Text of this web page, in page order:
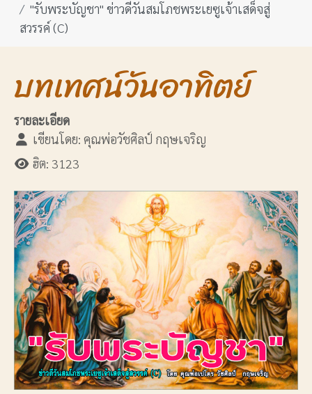
"รับพระบัญชา" ข่าวดีวันสมโภชพระเยซูเจ้าเสด็จสู่
สวรรค์ (C)
บทเทศน์วันอาทิตย์
รายละเอียด
เขียนโดย: คุณพ่อวัชศิลป์ กฤษเจริญ
ฮิต: 3123